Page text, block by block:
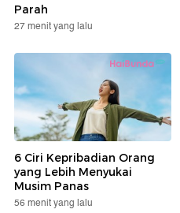
Parah
27 menit yang lalu
6 Ciri Kepribadian Orang
yang Lebih Menyukai
Musim Panas
56 menit yang lalu